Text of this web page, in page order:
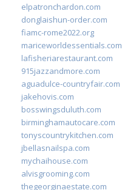
elpatronchardon.com
donglaishun-order.com
fiamc-rome2022.org
mariceworldessentials.com
lafisheriarestaurant.com
915jazzandmore.com
aguadulce-countryfair.com
jakehovis.com
bosswingsduluth.com
birminghamautocare.com
tonyscountrykitchen.com
jbellasnailspa.com
mychaihouse.com
alvisgrooming.com
thegeorginaestate.com